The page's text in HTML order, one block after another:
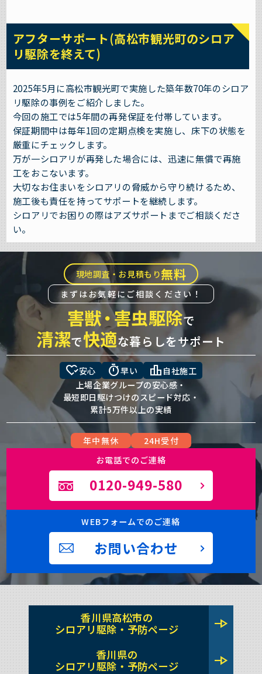
アフターサポート(高松市観光町のシロア
リ駆除を終えて)
2025年5月に高松市観光町で実施した築年数70年のシロア
リ駆除の事例をご紹介しました。
今回の施工では5年間の再発保証を付帯しています。
保証期間中は毎年1回の定期点検を実施し、床下の状態を
厳重にチェックします。
万が一シロアリが再発した場合には、迅速に無償で再施
工をおこないます。
大切なお住まいをシロアリの脅威から守り続けるため、
施工後も責任を持ってサポートを継続します。
シロアリでお困りの際はアズサポートまでご相談くださ
い。
現地調査・お見積もり無料
まずはお気軽にご相談ください！
害獣・害虫駆除で
清潔で快適な暮らしをサポート
heart_check安心 timer早い leaderboard 自社施工
上場企業グループの安心感・
最短即日駆けつけのスピード対応・
累計5万件以上の実績
年中無休
24H受付
お電話でのご連絡
0120-949-580
WEBフォームでのご連絡
お問い合わせ
香川県高松市の
シロアリ駆除・予防ページ
line_end_arrow
香川県の
シロアリ駆除・予防ページ
line_end_arrow